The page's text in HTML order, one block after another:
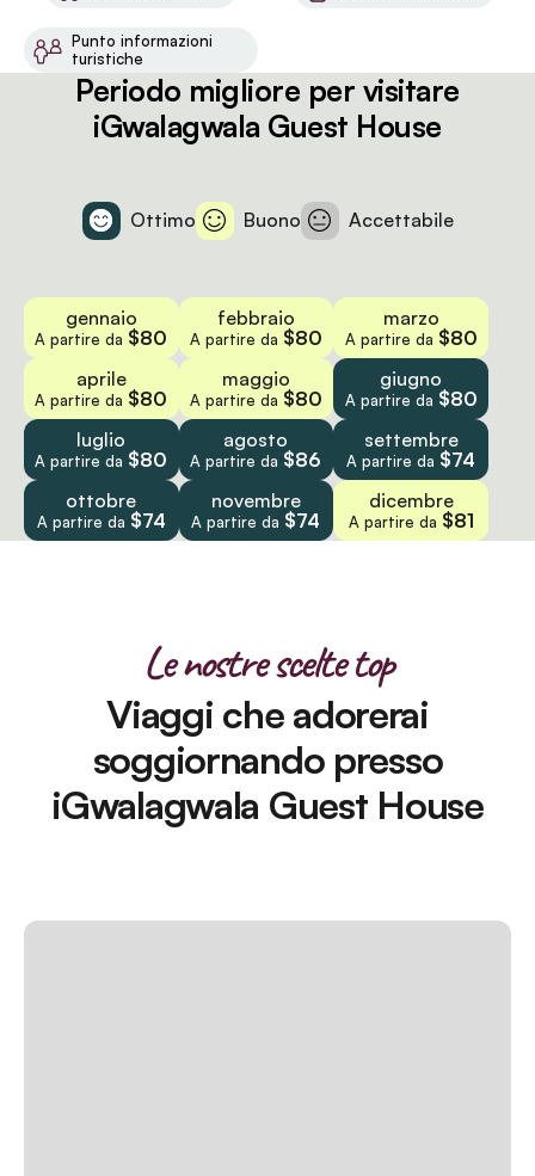
Punto informazioni
turistiche
Periodo migliore per visitare
iGwalagwala Guest House
Ottimo Buono Accettabile
gennaio
A partire da $80
febbraio
A partire da $80
marzo
A partire da $80
aprile
A partire da $80
maggio
A partire da $80
giugno
A partire da $80
luglio
A partire da $80
agosto
A partire da $86
settembre
A partire da $74
ottobre
A partire da $74
novembre
A partire da $74
dicembre
A partire da $81
Le nostre scelte top
Viaggi che adorerai
soggiornando presso
iGwalagwala Guest House